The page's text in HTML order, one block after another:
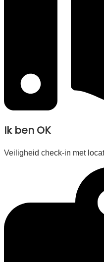
Ik ben OK
Veiligheid check-in met